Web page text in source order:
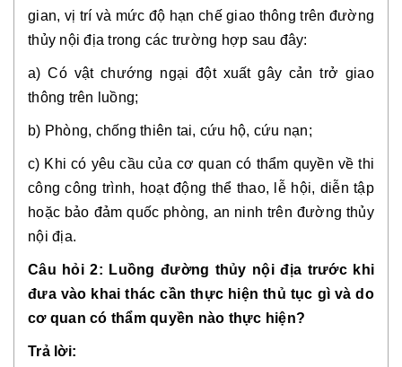
gian, vị trí và mức độ hạn chế giao thông trên đường
thủy nội địa trong các trường hợp sau đây:
a) Có vật chướng ngại đột xuất gây cản trở giao
thông trên luồng;
b) Phòng, chống thiên tai, cứu hộ, cứu nạn;
c) Khi có yêu cầu của cơ quan có thẩm quyền về thi
công công trình, hoạt động thể thao, lễ hội, diễn tập
hoặc bảo đảm quốc phòng, an ninh trên đường thủy
nội địa.
Câu hỏi 2: Luồng đường thủy nội địa trước khi
đưa vào khai thác cần thực hiện thủ tục gì và do
cơ quan có thẩm quyền nào thực hiện?
Trả lời: